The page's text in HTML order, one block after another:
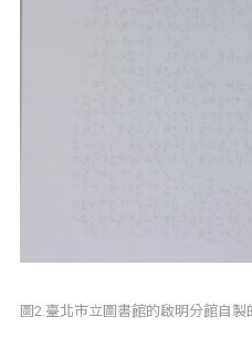
圖2.臺北市立圖書館的啟明分館自製